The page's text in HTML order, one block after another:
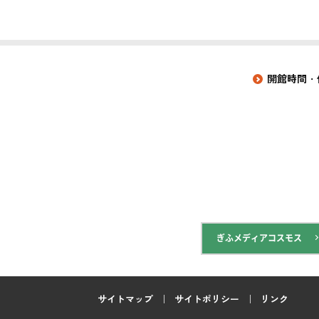
開館時間
ぎふメディアコスモス
サイトマップ サイトポリシー リンク